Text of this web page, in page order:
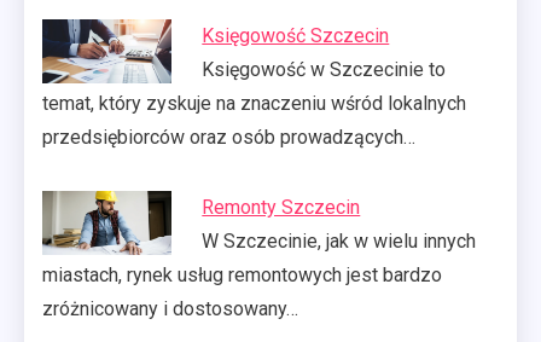
Księgowość Szczecin
Księgowość w Szczecinie to
temat, który zyskuje na znaczeniu wśród lokalnych
przedsiębiorców oraz osób prowadzących…
Remonty Szczecin
W Szczecinie, jak w wielu innych
miastach, rynek usług remontowych jest bardzo
zróżnicowany i dostosowany…